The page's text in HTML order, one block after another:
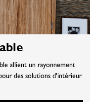
allient un rayonnement
des solutions d'intérieur